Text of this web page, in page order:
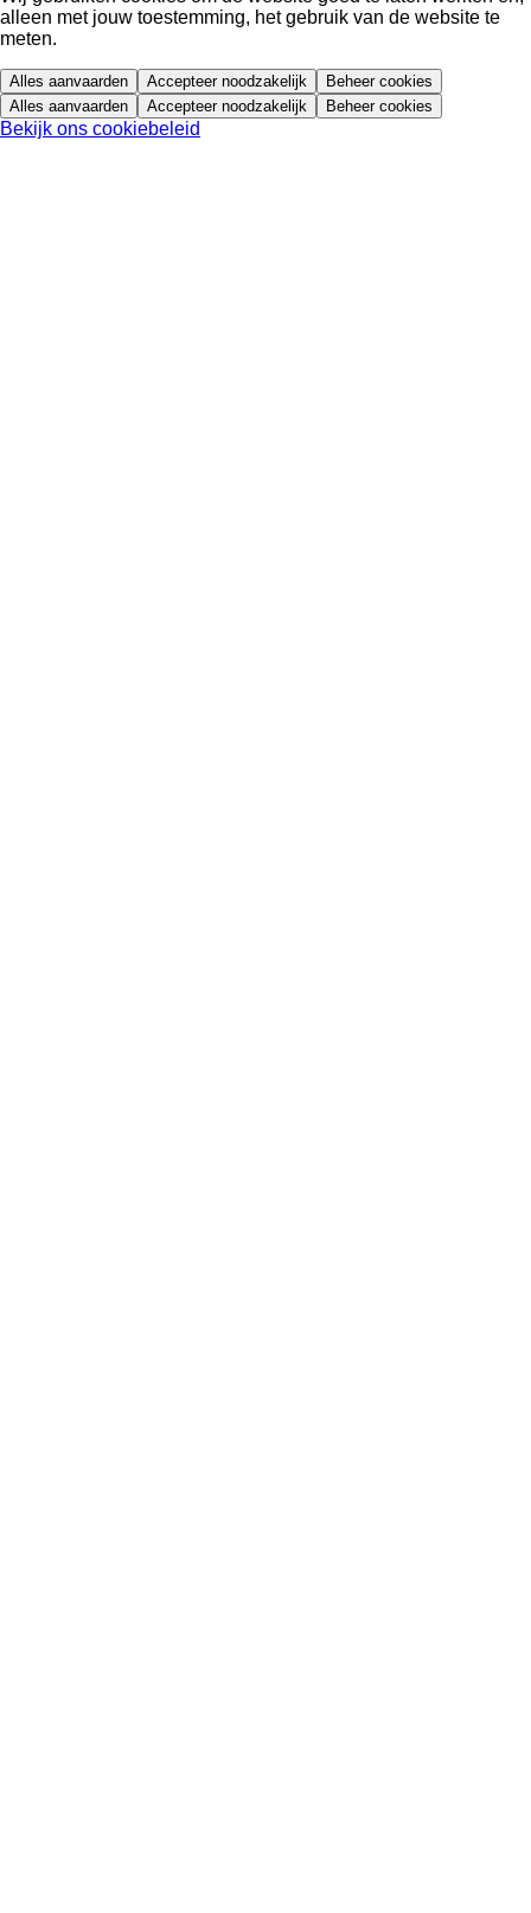
alleen met jouw toestemming, het gebruik van de website te
meten.
Alles aanvaarden Accepteer noodzakelijk
Beheer cookies
Alles aanvaarden
Accepteer noodzakelijk Beheer cookies
Bekijk ons cookiebeleid